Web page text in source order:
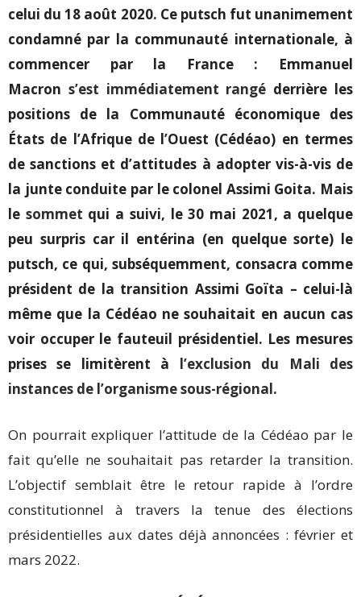
celui du 18 août 2020. Ce putsch fut unanimement
condamné par la communauté internationale, à
commencer par la France : Emmanuel
Macron s’est immédiatement rangé derrière les
positions de la Communauté économique des
États de l’Afrique de l’Ouest (Cédéao) en termes
de sanctions et d’attitudes à adopter vis-à-vis de
la junte conduite par le colonel Assimi Goita. Mais
le sommet qui a suivi, le 30 mai 2021, a quelque
peu surpris car il entérina (en quelque sorte) le
putsch, ce qui, subséquemment, consacra comme
président de la transition Assimi Goïta – celui-là
même que la Cédéao ne souhaitait en aucun cas
voir occuper le fauteuil présidentiel. Les mesures
prises se limitèrent à l’exclusion du Mali des
instances de l’organisme sous-régional.
On pourrait expliquer l’attitude de la Cédéao par le
fait qu’elle ne souhaitait pas retarder la transition.
L’objectif semblait être le retour rapide à l’ordre
constitutionnel à travers la tenue des élections
présidentielles aux dates déjà annoncées : février et
mars 2022.